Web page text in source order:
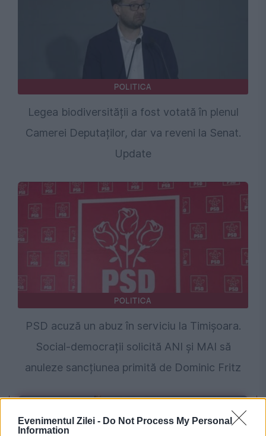
Evenimentul Zilei - Do Not Process My Personal
Information
POLITICA
Legea biodiversității a fost votată în plenul
Camerei Deputaților, dar va reveni la Senat.
Update
POLITICA
PSD acuză un abuz în serviciu la Timișoara.
Social-democrații solicită ANI și MAI să
anuleze sancțiunea primită de Dominic Fritz